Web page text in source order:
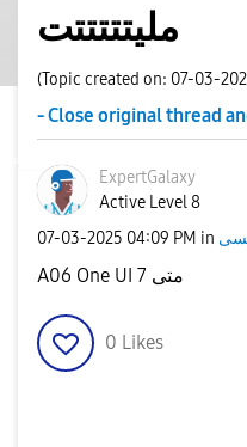
مليتتتتتت
(Topic created on: 07-03-
- Close original thread
ExpertGalaxy
Active Level 8
‎07-03-2025 04:09 PM in
0 Likes